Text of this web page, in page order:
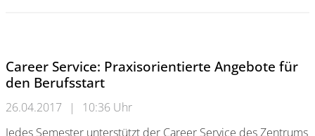
Career Service: Praxisorientierte Angebote für
den Berufsstart
26.04.2017 |
10:36 Uhr
Jedes Semester unterstützt der Career Service des Zentrums